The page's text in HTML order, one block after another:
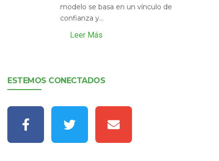
modelo se basa en un vínculo de
confianza y...
Leer Más
ESTEMOS CONECTADOS